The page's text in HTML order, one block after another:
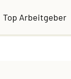
Top Arbeitgeber